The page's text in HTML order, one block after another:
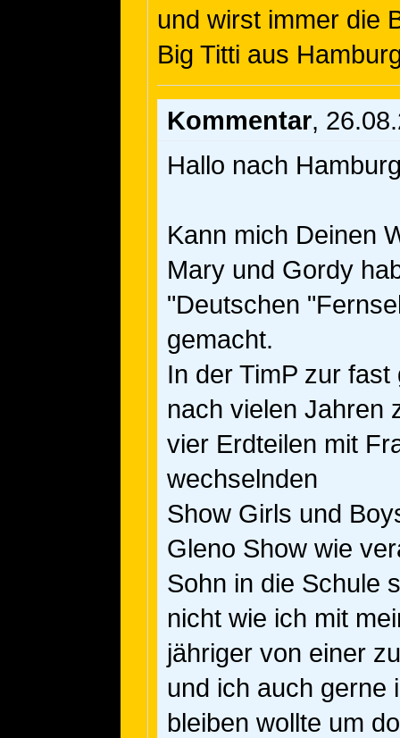
und wirst immer die
Big Titti aus
Kommentar,
Hallo nach
Kann mich Deinen
Mary und Gordy
"Deutschen
gemacht.
In der TimP zur
nach vielen Jahren
vier Erdteilen mit
wechselnden
Show Girls und
Gleno Show wie
Sohn in die Schule
nicht wie ich mit
jähriger von einer
und ich auch gerne
bleiben wollte um